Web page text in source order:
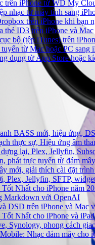
trên iPhone từ WD My
nhạc từ máy tính sang
trên iPhone khi bạn
thẻ ID3 trên iPhone và Mac
bộ (tệp iTunes) trên
từ Mac hoặc PC sang
dụng từ App Store hoặc
BASS mới, hiệu ứng,
thực sự, Hiệu ứng âm
lại, Plex, Jellyfin,
phát trực tuyến từ đám
mới, giải thích cài đặt
Plex, Jellyfin, SFTP,
Nhất cho iPhone năm
Markdown với OpenAI
DSD trên iPhone và Mac
Nhất cho iPhone và iPad
Synology, phong cách
Nhạc đám mây cho